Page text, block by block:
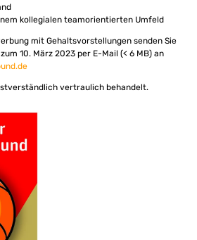
kollegialen teamorientierten Umfeld
mit Gehaltsvorstellungen senden Sie
10. März 2023 per E-Mail (< 6 MB) an
vertraulich behandelt.